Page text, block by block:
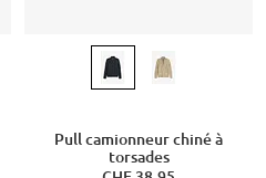
Pull camionneur chiné à
torsades